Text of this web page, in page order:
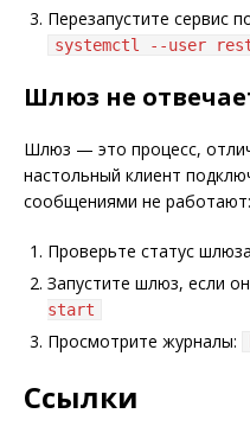
Перезапустите сервис
systemctl --user
Шлюз не
Шлюз — это процесс,
настольный клиент
сообщениями не работают:
Проверьте статус
Запустите шлюз, если
start
Просмотрите журналы:
Ссылки